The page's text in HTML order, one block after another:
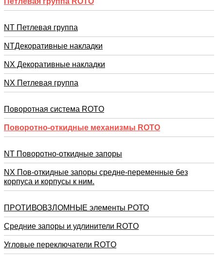
NT Петлевая группа
NTДекоративные накладки
NX Декоративные накладки
NX Петлевая группа
Поворотная система ROTO
Поворотно-откидные механизмы ROTO
NT Поворотно-откидные запоры
NX Пов-откидные запоры средне-переменные без
корпуса и корпусы к ним.
ПРОТИВОВЗЛОМНЫЕ элементы РОТО
Средние запоры и удлинители ROTO
Угловые переключатели ROTO